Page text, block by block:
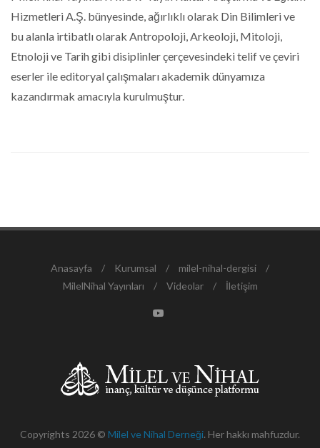
Hizmetleri A.Ş. bünyesinde, ağırlıklı olarak Din Bilimleri ve
bu alanla irtibatlı olarak Antropoloji, Arkeoloji, Mitoloji,
Etnoloji ve Tarih gibi disiplinler çerçevesindeki telif ve çeviri
eserler ile editoryal çalışmaları akademik dünyamıza
kazandırmak amacıyla kurulmuştur.
Copyrights 2026 © Milel ve Nihal Derneği. Her hakkı mahfuzdur.
Anasayfa / Kurumsal / milel-nihal-dergisi
/
MilelNihal Yayınları
/ Videolar / İletişim